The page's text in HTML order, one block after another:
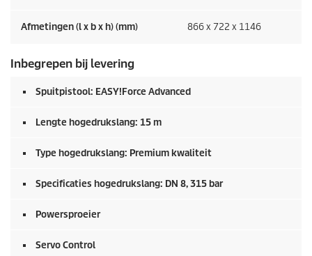
Afmetingen (l x b x h) (mm) 866 x 722 x 1146
Inbegrepen bij levering
Spuitpistool: EASY!Force Advanced
Lengte hogedrukslang: 15 m
Type hogedrukslang: Premium kwaliteit
Specificaties hogedrukslang: DN 8, 315 bar
Powersproeier
Servo Control